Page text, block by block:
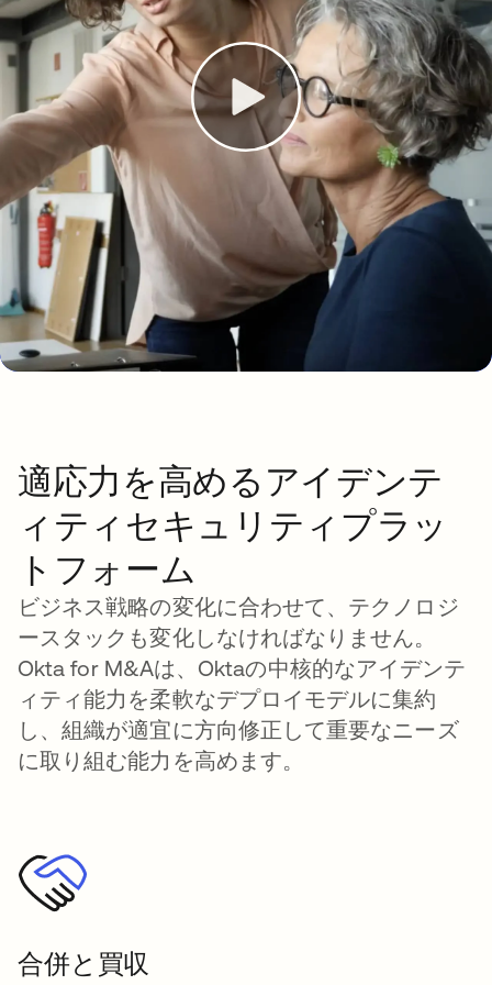
適応力を高めるアイデンテ
ィティセキュリティプラッ
トフォーム
ビジネス戦略の変化に合わせて、テクノロジ
ースタックも変化しなければなりません。
Okta for M&Aは、Oktaの中核的なアイデンテ
ィティ能力を柔軟なデプロイモデルに集約
し、組織が適宜に方向修正して重要なニーズ
に取り組む能力を高めます。
合併と買収